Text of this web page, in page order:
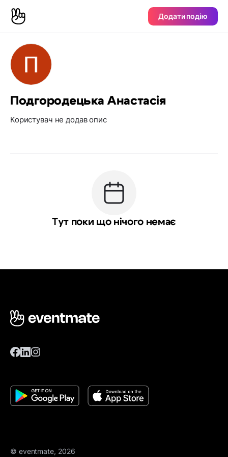
Додати подію
Подгородецька Анастасія
Користувач не додав опис
Тут поки що нічого немає
© eventmate, 2026